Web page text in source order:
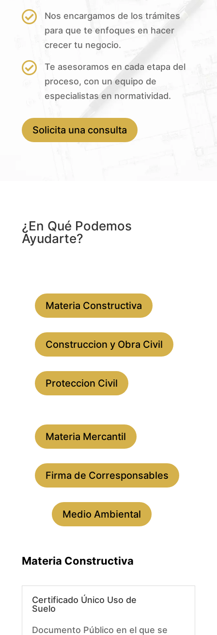

Nos encargamos de los trámites
para que te enfoques en hacer
crecer tu negocio.

Te asesoramos en cada etapa del
proceso, con un equipo de
especialistas en normatividad.
Solicita una consulta
¿En Qué Podemos
Ayudarte?
Materia Constructiva
Construccion y Obra Civil
Proteccion Civil
Materia Mercantil
Firma de Corresponsables
Medio Ambiental
Materia Constructiva
Certificado Único Uso de
Suelo
Documento Público en el que se